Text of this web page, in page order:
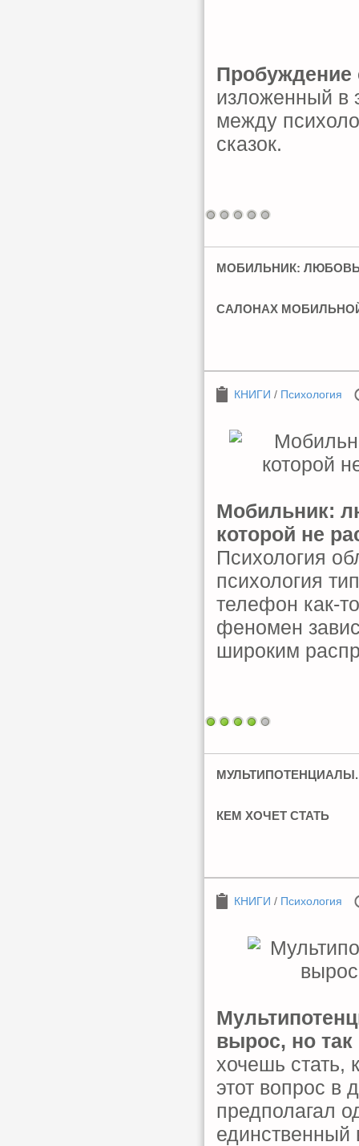
Пробуждение
изложенный в
между
сказок.
МОБИЛЬНИК: ЛЮБОВЬ
САЛОНАХ
КНИГИ / Психология
Мобильник:
которой не
Психология
психология
телефон как-
феномен
широким
КЕМ ХОЧЕТ СТАТЬ
КНИГИ / Психология
вырос, но так
хочешь стать,
этот вопрос в
предполагал
единственный